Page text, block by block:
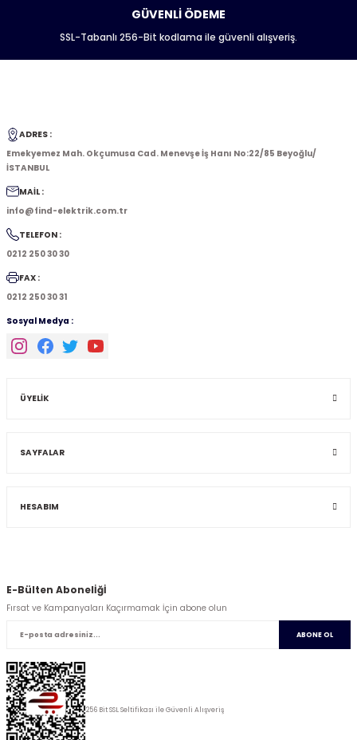
GÜVENLİ ÖDEME
SSL-Tabanlı 256-Bit kodlama ile güvenli alışveriş.
ADRES :
Emekyemez Mah. Okçumusa Cad. Menevşe İş Hanı No:22/85 Beyoğlu/
İSTANBUL
MAİL :
info@find-elektrik.com.tr
TELEFON :
0212 250 30 30
FAX :
0212 250 30 31
Sosyal Medya :
ÜYELİK
SAYFALAR
HESABIM
E-Bülten Abonelİğİ
Fırsat ve Kampanyaları Kaçırmamak İçin abone olun
ABONE OL
256 Bit SSL Seltifikası ile Güvenli Alışveriş